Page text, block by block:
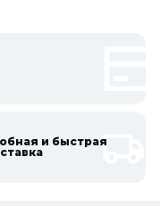
спортивной
игрокам улучшить
Колорлон
и быстрая